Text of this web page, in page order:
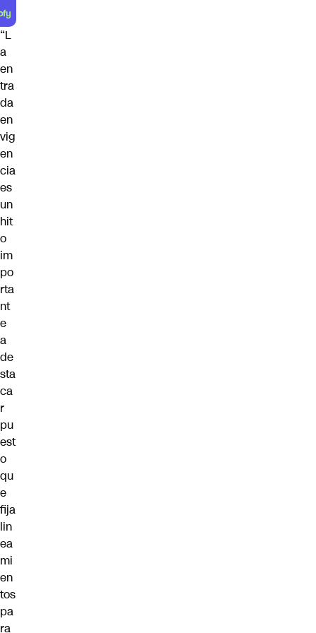
“L
a
en
tra
da
en
vig
en
cia
es
un
hit
o
im
po
rta
nt
e
a
de
sta
ca
r
pu
est
o
qu
e
fija
lin
ea
mi
en
tos
pa
ra